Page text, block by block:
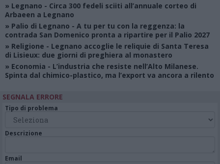
» Legnano - Circa 300 fedeli sciiti all’annuale corteo di
Arbaeen a Legnano
» Palio di Legnano - A tu per tu con la reggenza: la
contrada San Domenico pronta a ripartire per il Palio 2027
» Religione - Legnano accoglie le reliquie di Santa Teresa
di Lisieux: due giorni di preghiera al monastero
» Economia - L’industria che resiste nell’Alto Milanese.
Spinta dal chimico-plastico, ma l’export va ancora a rilento
SEGNALA ERRORE
Tipo di problema
Descrizione
Email